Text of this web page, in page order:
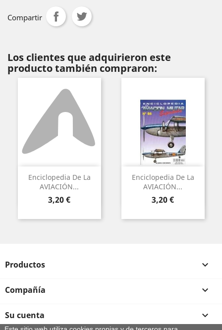
Compartir
Los clientes que adquirieron este
producto también compraron:
Enciclopedia De La
AVIACIÓN...
Precio
3,20 €
Enciclopedia De La
AVIACIÓN...
Precio
3,20 €
Productos 
Compañía 
Su cuenta 